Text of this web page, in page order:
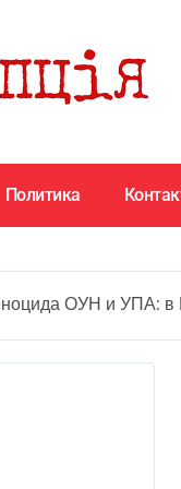
Политика
ОУН и УПА: